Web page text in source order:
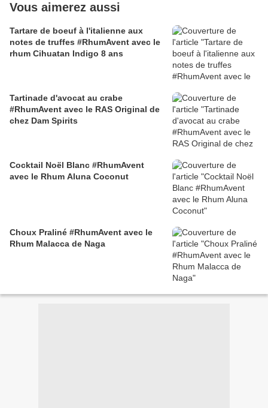
Vous aimerez aussi
Tartare de boeuf à l'italienne aux
notes de truffes #RhumAvent avec le
rhum Cihuatan Indigo 8 ans
Tartinade d'avocat au crabe
#RhumAvent avec le RAS Original de
chez Dam Spirits
Cocktail Noël Blanc #RhumAvent
avec le Rhum Aluna Coconut
Choux Praliné #RhumAvent avec le
Rhum Malacca de Naga